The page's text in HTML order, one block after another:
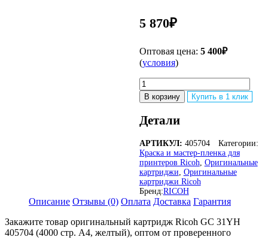
5 870₽
Оптовая цена: 5 400₽
(условия)
Количество
товара
Оригинальный
картридж
Ricoh
31YH
405704
для
Ricoh
Aficio
GX
e7700N,
жёлтый,
В корзину Купить в 1 клик
Детали
АРТИКУЛ: 405704
Категории:
Краска и мастер-пленка для
принтеров Ricoh Оригинальные
картриджи Оригинальные
картриджи Ricoh
Бренд:RICOH
Описание Отзывы (0) Оплата Доставка Гарантия
Закажите товар оригинальный картридж Ricoh GC 31YH
405704 (4000 стр. А4, желтый), оптом от проверенного